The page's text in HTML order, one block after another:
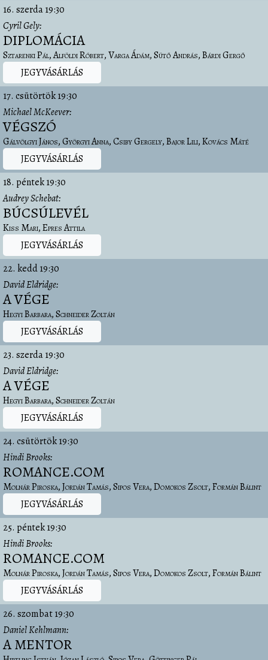
16. szerda19:30
Cyril Gely
DIPLOMÁCIA
Sztarenki Pál Alföldi Róbert Varga Ádám Sütő András Bárdi Gergő
JEGYVÁSÁRLÁS
17. csütörtök19:30
Michael McKeever
VÉGSZÓ
Gálvölgyi János Györgyi Anna Csiby Gergely Bajor Lili Kovács Máté
JEGYVÁSÁRLÁS
18. péntek19:30
Audrey Schebat
BÚCSÚLEVÉL
Kiss Mari Epres Attila
JEGYVÁSÁRLÁS
22. kedd19:30
David Eldridge
A VÉGE
Hegyi Barbara Schneider Zoltán
JEGYVÁSÁRLÁS
23. szerda19:30
David Eldridge
A VÉGE
Hegyi Barbara Schneider Zoltán
JEGYVÁSÁRLÁS
24. csütörtök19:30
Hindi Brooks
ROMANCE.COM
Molnár Piroska Jordán Tamás Sipos Vera Domokos Zsolt Formán Bálint
JEGYVÁSÁRLÁS
25. péntek19:30
Hindi Brooks
ROMANCE.COM
Molnár Piroska Jordán Tamás Sipos Vera Domokos Zsolt Formán Bálint
JEGYVÁSÁRLÁS
26. szombat19:30
Daniel Kehlmann
A MENTOR